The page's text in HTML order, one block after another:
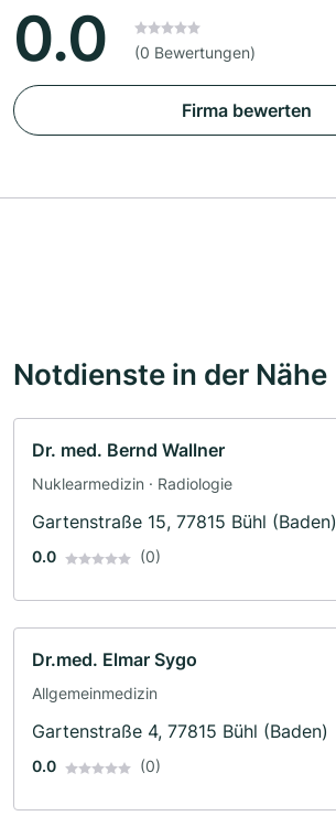
0.0 (0 Bewertungen)
Firma bewerten
Notdienste in der Nähe
Dr. med. Bernd Wallner
Nuklearmedizin · Radiologie
Gartenstraße 15, 77815 Bühl (Baden)
0.0 (0)
Dr.med. Elmar Sygo
Allgemeinmedizin
Gartenstraße 4, 77815 Bühl (Baden)
0.0 (0)